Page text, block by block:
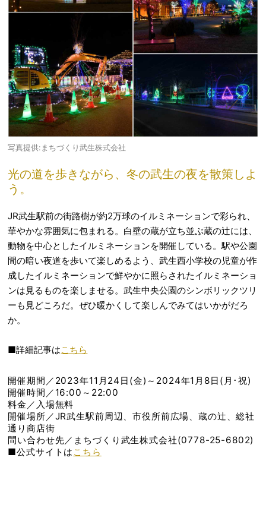
写真提供:まちづくり武生株式会社
光の道を歩きながら、冬の武生の夜を散策しよ
う。
JR武生駅前の街路樹が約2万球のイルミネーションで彩られ、
華やかな雰囲気に包まれる。白壁の蔵が立ち並ぶ蔵の辻には、
動物を中心としたイルミネーションを開催している。駅や公園
間の暗い夜道を歩いて楽しめるよう、武生西小学校の児童が作
成したイルミネーションで鮮やかに照らされたイルミネーショ
ンは見るものを楽しませる。武生中央公園のシンボリックツリ
ーも見どころだ。ぜひ暖かくして楽しんでみてはいかがだろ
か。
■詳細記事はこちら
開催期間／2023年11月24日(金)～2024年1月8日(月･祝)
開催時間／16:00～22:00
料金／入場無料
開催場所／JR武生駅前周辺、市役所前広場、蔵の辻、総社
通り商店街
問い合わせ先／まちづくり武生株式会社(0778-25-6802)
■公式サイトは こちら